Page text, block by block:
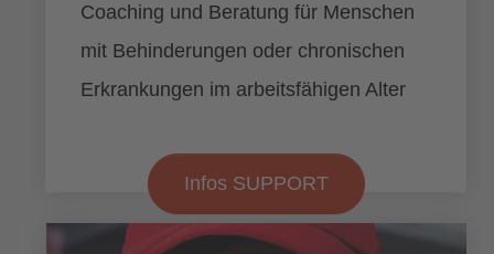
Coaching und Beratung für Menschen
mit Behinderungen oder chronischen
Erkrankungen im arbeitsfähigen Alter
Infos SUPPORT